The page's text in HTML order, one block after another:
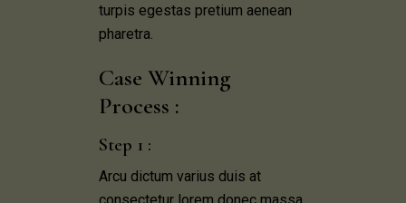
turpis egestas pretium aenean
pharetra.
Case Winning
Process :
Step 1 :
Arcu dictum varius duis at